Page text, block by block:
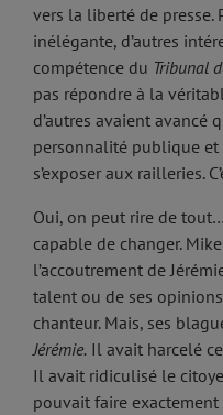
vers la liberté de presse.
inélégante, d’autres
compétence du Tribunal
pas répondre à la
d’autres avaient avancé
personnalité publique et
s’exposer aux railleries.
Oui, on peut rire de
capable de changer.
l’accoutrement de
talent ou de ses
chanteur. Mais, ses
Jérémie. Il avait harcelé
Il avait ridiculisé le
pouvait faire